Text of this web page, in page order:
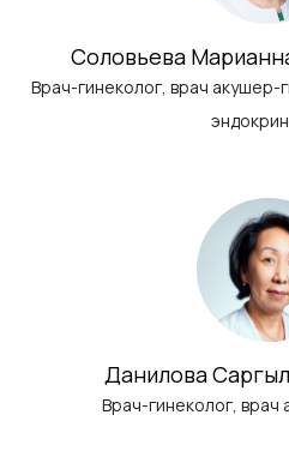
Соловьева
Врач-гинеколог, врач акушер-
Данилова
Врач-гинеколог, врач